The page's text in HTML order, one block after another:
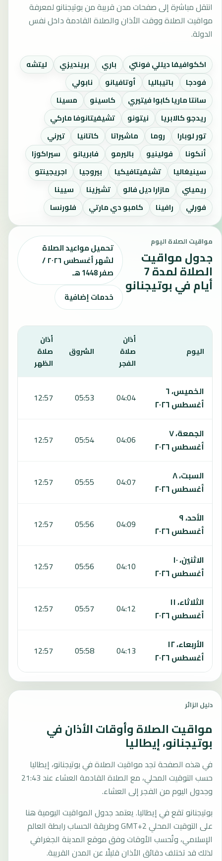
انتقل مباشرة إلى صفحات مدن قريبة من بوتيجنانو لمعرفة
مواقيت الصلاة ووقت الأذان والصلاة القادمة داخل نفس
الدولة.
اككوافيفا ديللي فونتي باري برينديزي
ليتشه
فودجا
باتيباليا أوتافيانو
نابولي
سانتا ماريا كابوا فيتيري
كاسينو
مسينا
ريدجو كالابريا
نيتونو
تشيفيتانوفا ماركي
تور لوبارا
روما ماشيراتا كاتانيا
تيرني
أنكونا
فولينيو باليرمو فابريانو
سيراكوزا
سينيغاليا
تشيفيتافيكيا بيروجيا
اجريجينتو
ريميني
مازارا ديل فالو تشيزينا
سيينا
فورلي
رافينا كامبو دي مارتي فلورنسا
مواقيت الصلاة اليوم
جدول مواقيت
الصلاة لمدة 7
أيام في بوتيجنانو
تحميل مواعيد الصلاة
لشهر أغسطس ٢٠٢٦ /
صفر 1448 هـ
خدمات إضافية
اليوم
أذان
صلاة
الفجر
الشروق
أذان
صلاة
الظهر
الخميس، ٦
أغسطس ٢٠٢٦
04:04
05:53
12:57
الجمعة، ٧
أغسطس ٢٠٢٦
04:06
05:54
12:57
السبت، ٨
أغسطس ٢٠٢٦
04:07
05:55
12:57
الأحد، ٩
أغسطس ٢٠٢٦
04:09
05:56
12:57
الاثنين، ١٠
أغسطس ٢٠٢٦
04:10
05:56
12:57
الثلاثاء، ١١
أغسطس ٢٠٢٦
04:12
05:57
12:57
الأربعاء، ١٢
أغسطس ٢٠٢٦
04:13
05:58
12:57
دليل الزائر
مواقيت الصلاة وأوقات الأذان في
بوتيجنانو، إيطاليا
في هذه الصفحة تجد مواقيت الصلاة في بوتيجنانو، إيطاليا
حسب التوقيت المحلي، مع الصلاة القادمة العشاء عند 21:43
وجدول اليوم من الفجر إلى العشاء.
بوتيجنانو تقع في إيطاليا. يعتمد جدول المواقيت اليومية هنا
على التوقيت المحلي GMT+2 وطريقة الحساب رابطة العالم
الإسلامي، وتُحسب الأوقات وفق موقع المدينة الجغرافي
لذلك قد تختلف دقائق الأذان قليلًا عن المدن القريبة.